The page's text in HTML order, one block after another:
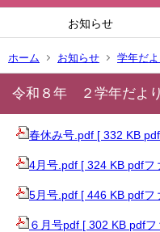
お知らせ
ホーム お知らせ 学年だよ
令和８年 ２学年だより
春休み号.pdf [ 332 KB
4月号.pdf [ 324 KB pdfフ
5月号.pdf [ 446 KB pdfフ
６月号pdf [ 302 KB pdfフ